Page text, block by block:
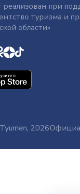
реализован при
туризма и
области»
2026